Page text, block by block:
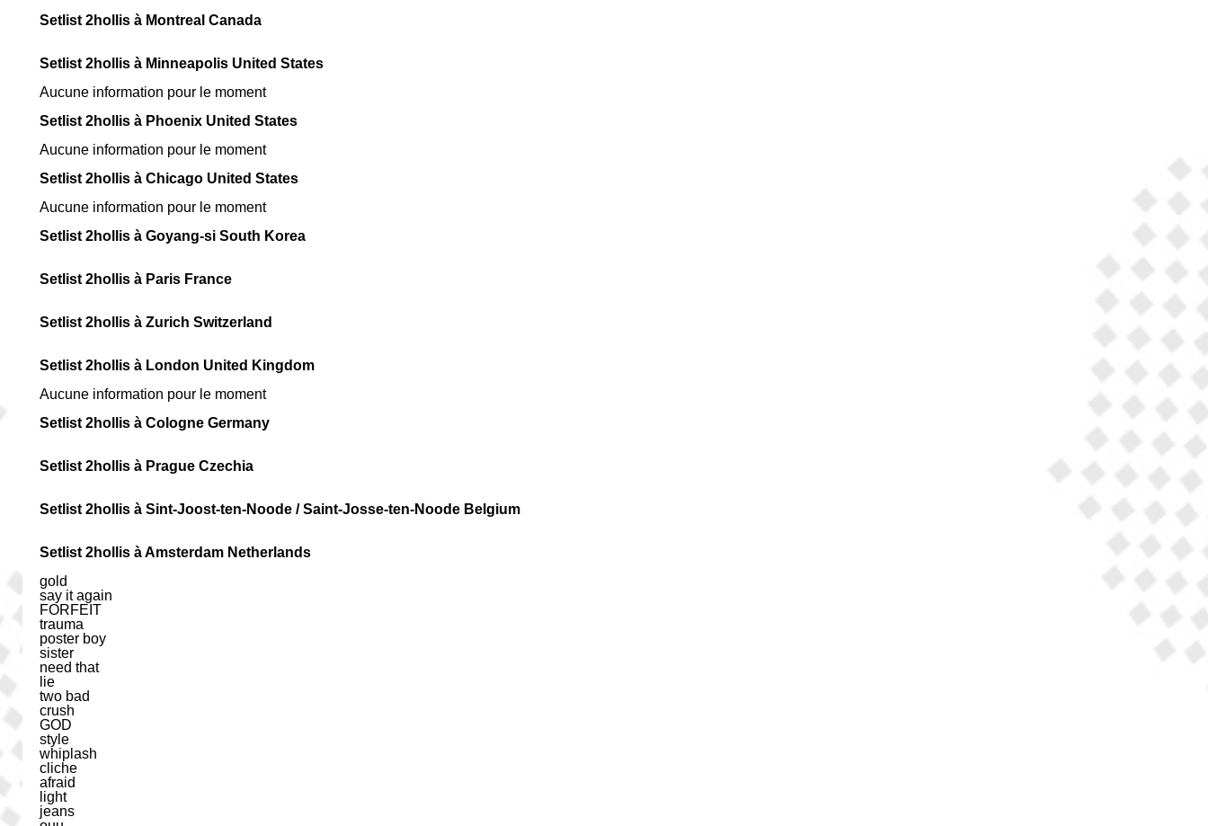
Setlist 2hollis à Montreal Canada
Setlist 2hollis à Minneapolis United States
Aucune information pour le moment
Setlist 2hollis à Phoenix United States
Aucune information pour le moment
Setlist 2hollis à Chicago United States
Aucune information pour le moment
Setlist 2hollis à Goyang-si South Korea
Setlist 2hollis à Paris France
Setlist 2hollis à Zurich Switzerland
Setlist 2hollis à London United Kingdom
Aucune information pour le moment
Setlist 2hollis à Cologne Germany
Setlist 2hollis à Prague Czechia
Setlist 2hollis à Sint-Joost-ten-Noode / Saint-Josse-ten-Noode Belgium
Setlist 2hollis à Amsterdam Netherlands
gold
say it again
FORFEIT
trauma
poster boy
sister
need that
lie
two bad
crush
GOD
style
whiplash
cliche
afraid
light
jeans